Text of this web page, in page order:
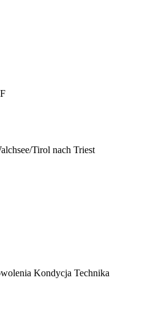
Tirol nach Triest
Kondycja Technika